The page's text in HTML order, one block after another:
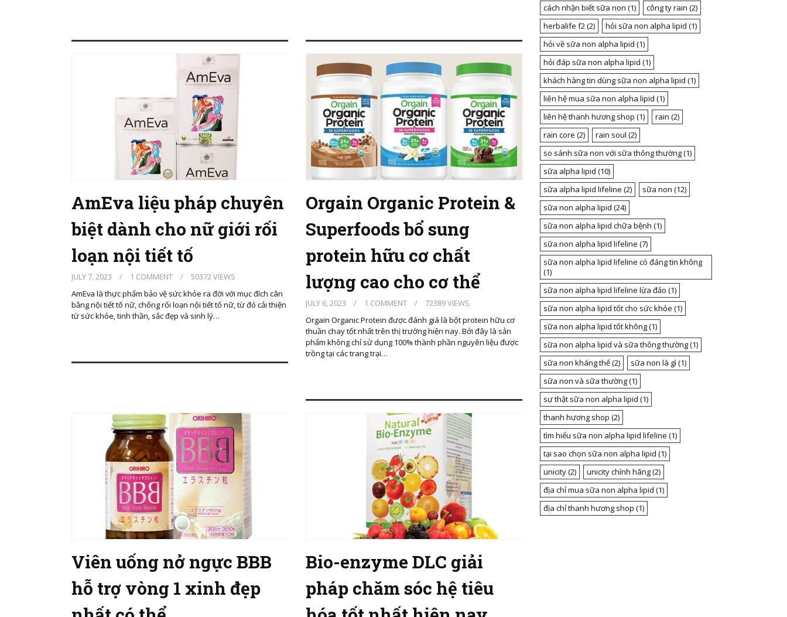
AmEva liệu pháp chuyên
biệt dành cho nữ giới rối
loạn nội tiết tố
JULY 7, 2023 / 1 COMMENT /
50372 VIEWS
AmEva là thực phẩm bảo vệ sức khỏe ra đời với mục đích cân
bằng nội tiết tố nữ, chống rối loạn nội tiết tố nữ, từ đó cải thiện
từ sức khỏe, tinh thần, sắc đẹp và sinh lý…
Orgain Organic Protein &
Superfoods bổ sung
protein hữu cơ chất
lượng cao cho cơ thể
JULY 6, 2023 / 1 COMMENT /
72389 VIEWS
Orgain Organic Protein được đánh giá là bột protein hữu cơ
thuần chay tốt nhất trên thị trường hiện nay. Bởi đây là sản
phẩm không chỉ sử dụng 100% thành phần nguyên liệu được
trồng tại các trang trại…
Viên uống nở ngực BBB
hỗ trợ vòng 1 xinh đẹp
Bio-enzyme DLC giải
pháp chăm sóc hệ tiêu
cách nhận biết sữa non (1) công ty rain (2)
herbalife f2(2) hỏi sữa non alpha lipid (1)
hỏi về sữa non alpha lipid (1)
hỏi đáp sữa non alpha lipid (1)
khách hàng tin dùng sữa non alpha lipid (1)
liên hệ mua sữa non alpha lipid (1)
liên hệ thanh hương shop (1) rain (2)
rain core (2) rain soul (2)
so sánh sữa non với sữa thông thường(1)
sữa alpha lipid (10)
sữa alpha lipid lifeline (2) sữa non (12)
sữa non alpha lipid (24)
sữa non alpha lipid chữa bệnh (1)
sữa non alpha lipid lifeline (7)
sữa non alpha lipid lifeline có đáng tin không
(1)
sữa non alpha lipid lifeline lừa đảo (1)
sữa non alpha lipid tốt cho sức khỏe (1)
sữa non alpha lipid tốt không(1)
sữa non alpha lipid và sữa thông thường(1)
sữa non kháng thể(2) sữa non là gì (1)
sữa non và sữa thường(1)
sự thật sữa non alpha lipid (1)
thanh hương shop (2)
tìm hiểu sữa non alpha lipid lifeline (1)
tại sao chọn sữa non alpha lipid (1)
unicity(2) unicity chính hãng(2)
địa chỉ mua sữa non alpha lipid (1)
địa chỉ thanh hương shop (1)